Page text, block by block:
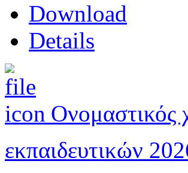
Download
Details
Ονομαστικός
εκπαιδευτικών